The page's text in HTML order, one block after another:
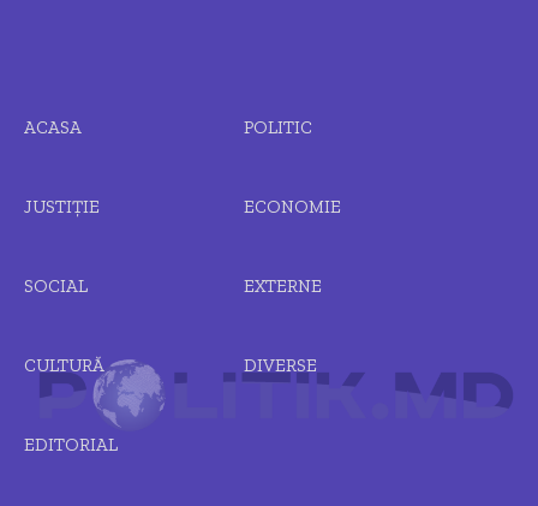
ACASA POLITIC
JUSTIȚIE ECONOMIE
SOCIAL EXTERNE
CULTURĂ DIVERSE
EDITORIAL